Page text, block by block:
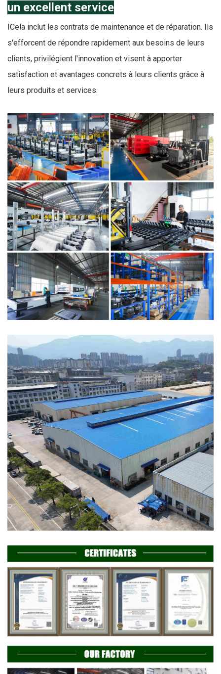
un excellent service
Cela inclut les contrats de maintenance et de réparation. Ils
s'efforcent de répondre rapidement aux besoins de leurs
clients, privilégient l'innovation et visent à apporter
satisfaction et avantages concrets à leurs clients grâce à
leurs produits et services.